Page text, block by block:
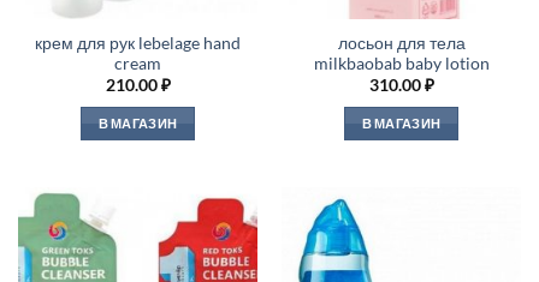
крем для рук lebelage hand
cream
210.00₽
В МАГАЗИН
лосьон для тела
milkbaobab baby lotion
310.00₽
В МАГАЗИН